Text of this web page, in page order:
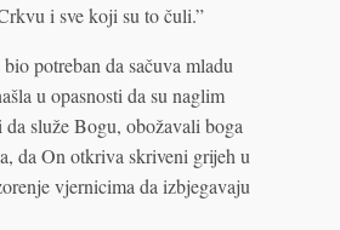
i sve koji su to čuli.”
potreban da sačuva mladu
u opasnosti da su naglim
služe Bogu, obožavali boga
da On otkriva skriveni grijeh u
vjernicima da izbjegavaju